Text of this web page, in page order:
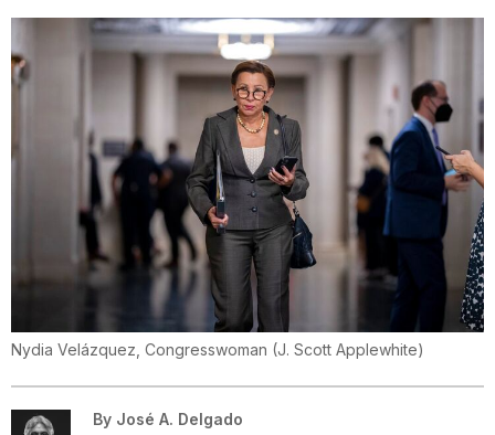
Nydia Velázquez, Congresswoman (J. Scott Applewhite)
By José A. Delgado